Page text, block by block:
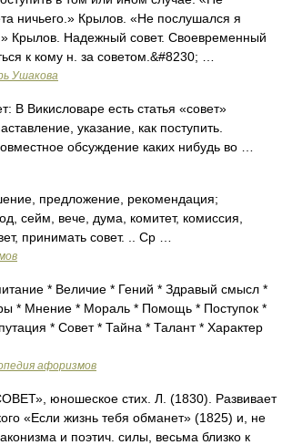
ничьего.» Крылов. «Не послушался я
Крылов. Надежный совет. Своевременный
к кому н. за советом.&#8230; …
Ушакова
В Викисловаре есть статья «совет»
указание, как поступить.
обсуждение каких нибудь во …
предложение, рекомендация;
сейм, вече, дума, комитет, комиссия,
принимать совет. .. Ср …
* Величие * Гений * Здравый смысл *
* Мнение * Мораль * Помощь * Поступок *
* Совет * Тайна * Талант * Характер
афоризмов
юношеское стих. Л. (1830). Развивает
«Если жизнь тебя обманет» (1825) и, не
и поэтич. силы, весьма близко к